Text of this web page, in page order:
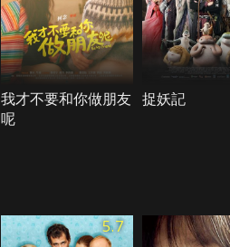
我才不要和你做朋友
呢
捉妖記
5.7